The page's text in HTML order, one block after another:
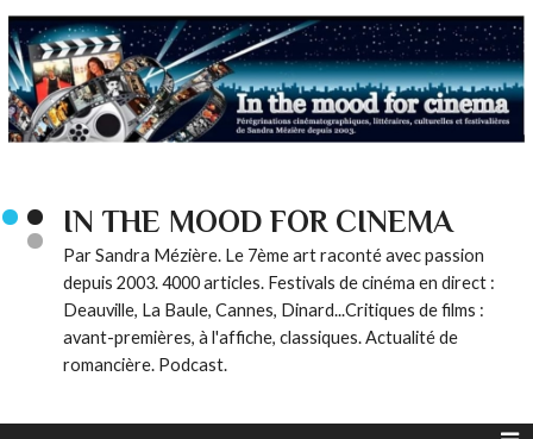
IN THE MOOD FOR CINEMA
Par Sandra Mézière. Le 7ème art raconté avec passion
depuis 2003. 4000 articles. Festivals de cinéma en direct :
Deauville, La Baule, Cannes, Dinard...Critiques de films :
avant-premières, à l'affiche, classiques. Actualité de
romancière. Podcast.